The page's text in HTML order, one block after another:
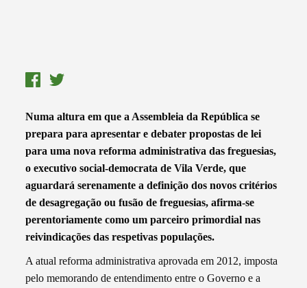
Numa altura em que a Assembleia da República se
prepara para apresentar e debater propostas de lei
para uma nova reforma administrativa das freguesias,
o executivo social-democrata de Vila Verde, que
aguardará serenamente a definição dos novos critérios
de desagregação ou fusão de freguesias, afirma-se
perentoriamente como um parceiro primordial nas
reivindicações das respetivas populações.
A atual reforma administrativa aprovada em 2012, imposta
pelo memorando de entendimento entre o Governo e a